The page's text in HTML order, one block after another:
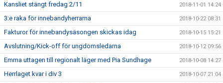
Kansliet stängt fredag 2/11 2018-11-01 14:24
3:e raka för innebandyherrarna 2018-10-22 08:31
Fakturor för innebandysäsongen skickas idag 2018-10-15 15:21
Avslutning/Kick-off för ungdomsledarna 2018-10-12 09:56
Emma uttagen till regionalt läger med Pia Sundhage 2018-10-08 14:27
Herrlaget kvar i div 3 2018-10-07 21:04